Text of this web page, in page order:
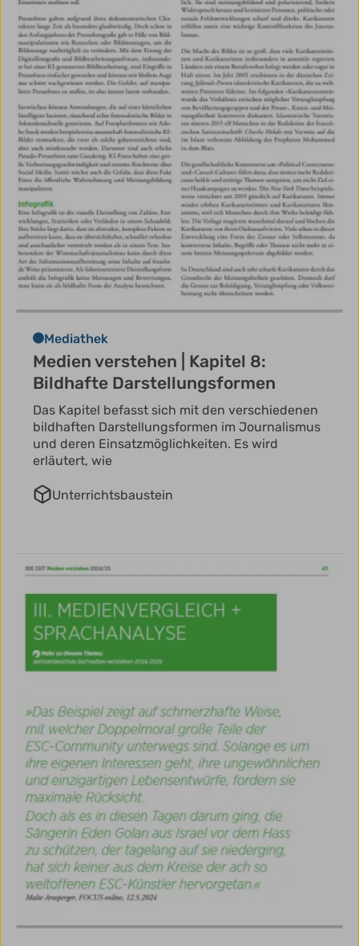
Mediathek
Medien verstehen | Kapitel 8:
Bildhafte Darstellungsformen
Das Kapitel befasst sich mit den verschiedenen
bildhaften Darstellungsformen im Journalismus
und deren Einsatzmöglichkeiten. Es wird
erläutert, wie
Unterrichtsbaustein